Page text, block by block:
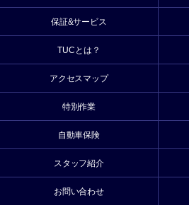
保証&サービス
TUCとは？
アクセスマップ
特別作業
自動車保険
スタッフ紹介
お問い合わせ